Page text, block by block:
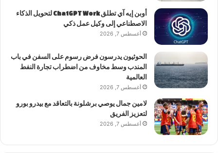
أوبن إيه آي تطلق ChatGPT Work لتحويل الذكاء
الاصطناعي إلى وكيل عمل ذكي
أغسطس 7, 2026
الحوثيون يدرسون فرض رسوم على السفن في باب
المندب وسط مخاوف من اضطراب تجارة النفط
العالمية
أغسطس 7, 2026
لامين جمال يوصي برشلونة بالتعاقد مع بيدرو بورو
لتعزيز الفريق
أغسطس 7, 2026